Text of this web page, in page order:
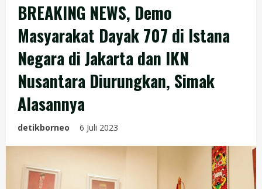
BREAKING NEWS, Demo
Masyarakat Dayak 707 di Istana
Negara di Jakarta dan IKN
Nusantara Diurungkan, Simak
Alasannya
detikborneo 6 Juli 2023